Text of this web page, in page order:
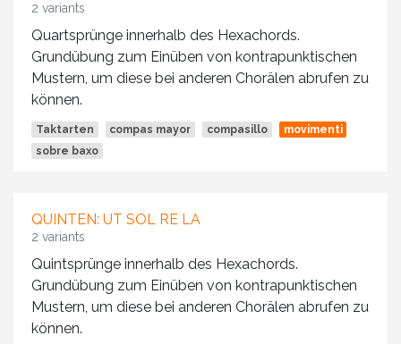
2 variants
Quartsprünge innerhalb des Hexachords.
Grundübung zum Einüben von kontrapunktischen
Mustern, um diese bei anderen Chorälen abrufen zu
können.
Taktarten compas mayor compasillo
movimenti
sobre baxo
QUINTEN: UT SOL RE LA
2 variants
Quintsprünge innerhalb des Hexachords.
Grundübung zum Einüben von kontrapunktischen
Mustern, um diese bei anderen Chorälen abrufen zu
können.